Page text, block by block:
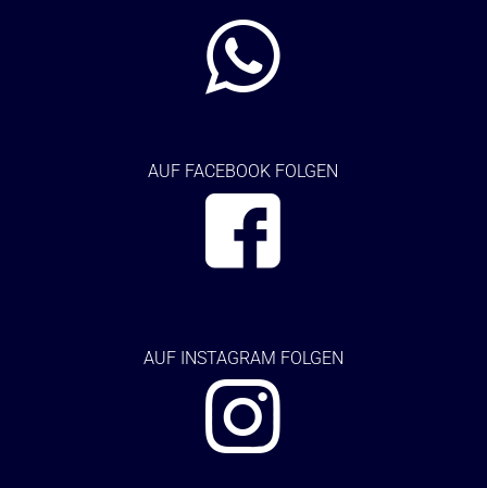
AUF FACEBOOK FOLGEN
AUF INSTAGRAM FOLGEN